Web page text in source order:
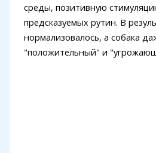
среды, позитивную
предсказуемых рутин. В
нормализовалось, а собака
"положительный" и